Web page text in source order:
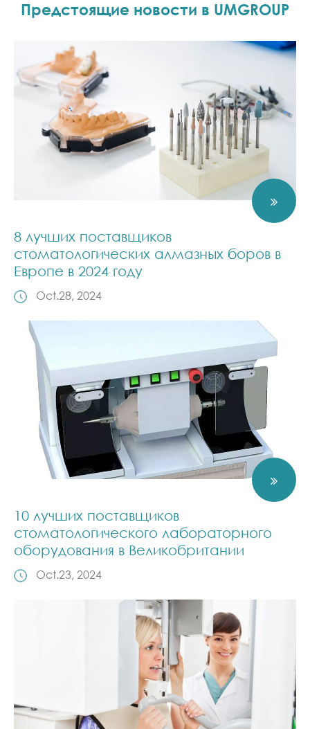
Предстоящие новости в UMGROUP
8 лучших поставщиков
стоматологических алмазных боров в
Европе в 2024 году
Oct.28, 2024
10 лучших поставщиков
стоматологического лабораторного
оборудования в Великобритании
Oct.23, 2024